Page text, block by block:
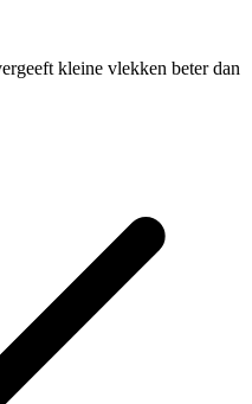
kleine vlekken beter dan